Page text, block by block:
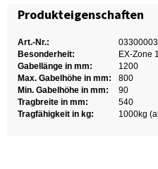
Produkteigenschaften
Art.-Nr.:
03300003
Besonderheit:
EX-Zone
Gabellänge in mm:
1200
Max. Gabelhöhe in mm:
800
Min. Gabelhöhe in mm:
90
Tragbreite in mm:
540
Tragfähigkeit in kg:
1000kg